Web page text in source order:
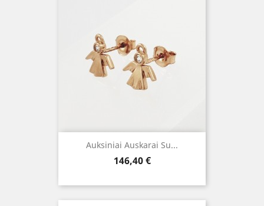
Auksiniai Auskarai Su...
Kaina
146,40 €